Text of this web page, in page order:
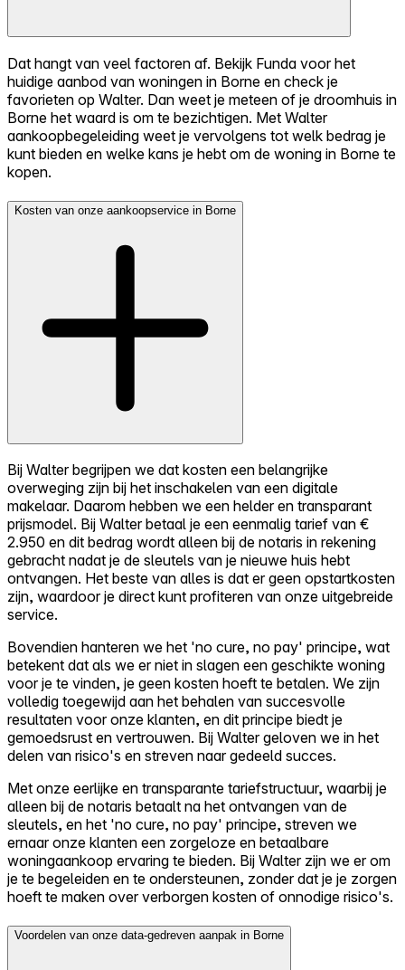
Dat hangt van veel factoren af. Bekijk Funda voor het
huidige aanbod van woningen in Borne en check je
favorieten op Walter. Dan weet je meteen of je droomhuis in
Borne het waard is om te bezichtigen. Met Walter
aankoopbegeleiding weet je vervolgens tot welk bedrag je
kunt bieden en welke kans je hebt om de woning in Borne te
kopen.
Kosten van onze aankoopservice in Borne
Bij Walter begrijpen we dat kosten een belangrijke
overweging zijn bij het inschakelen van een digitale
makelaar. Daarom hebben we een helder en transparant
prijsmodel. Bij Walter betaal je een eenmalig tarief van €
2.950 en dit bedrag wordt alleen bij de notaris in rekening
gebracht nadat je de sleutels van je nieuwe huis hebt
ontvangen. Het beste van alles is dat er geen opstartkosten
zijn, waardoor je direct kunt profiteren van onze uitgebreide
service.
Bovendien hanteren we het 'no cure, no pay' principe, wat
betekent dat als we er niet in slagen een geschikte woning
voor je te vinden, je geen kosten hoeft te betalen. We zijn
volledig toegewijd aan het behalen van succesvolle
resultaten voor onze klanten, en dit principe biedt je
gemoedsrust en vertrouwen. Bij Walter geloven we in het
delen van risico's en streven naar gedeeld succes.
Met onze eerlijke en transparante tariefstructuur, waarbij je
alleen bij de notaris betaalt na het ontvangen van de
sleutels, en het 'no cure, no pay' principe, streven we
ernaar onze klanten een zorgeloze en betaalbare
woningaankoop ervaring te bieden. Bij Walter zijn we er om
je te begeleiden en te ondersteunen, zonder dat je je zorgen
hoeft te maken over verborgen kosten of onnodige risico's.
Voordelen van onze data-gedreven aanpak in Borne